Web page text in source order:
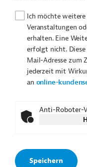
Ich möchte
Veranstaltungen
erhalten. Eine
erfolgt nicht.
Mail-Adresse zum
jederzeit mit
an online-
Anti-Roboter-